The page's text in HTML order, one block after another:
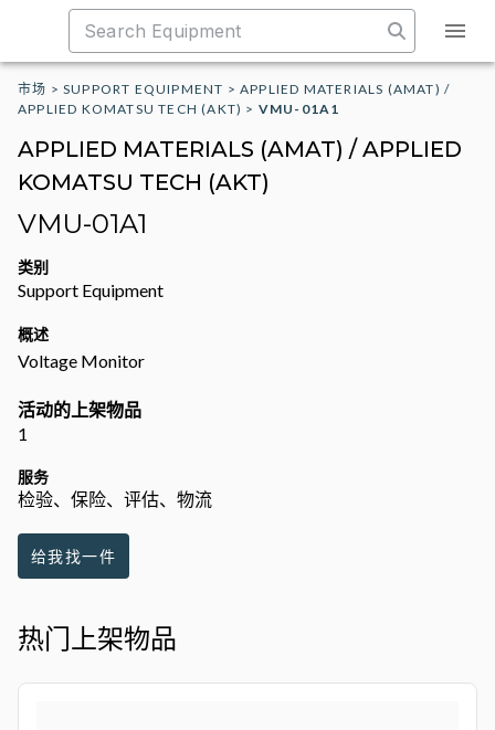
市场 >SUPPORT EQUIPMENT >APPLIED MATERIALS (AMAT) /
APPLIED KOMATSU TECH (AKT) > VMU-01A1
APPLIED MATERIALS (AMAT) / APPLIED
KOMATSU TECH (AKT)
VMU-01A1
类别
Support Equipment
概述
Voltage Monitor
活动的上架物品
1
服务
检验、保险、评估、物流
给我找一件
热门上架物品